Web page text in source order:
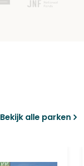
Bekijk alle parken